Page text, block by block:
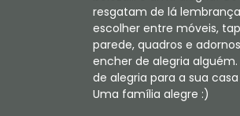
resgatam de lá
escolher entre móveis,
parede, quadros e
encher de alegria
de alegria para a sua
Uma família alegre :)